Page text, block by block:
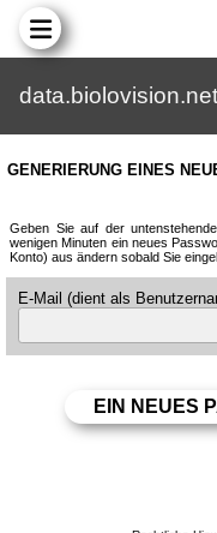
data.biolovision.net
GENERIERUNG EINES
Geben Sie auf der
wenigen Minuten ein neues
Konto) aus ändern sobald Sie
E-Mail (dient als